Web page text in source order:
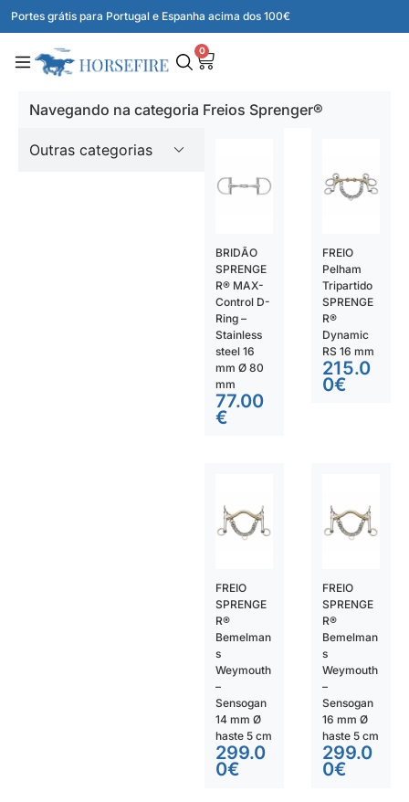
Portes grátis para Portugal e Espanha acima dos 100€
0
Navegando na categoria Freios Sprenger®
Outras categorias
BRIDÃO
SPRENGE
R® MAX-
Control D-
Ring –
Stainless
steel 16
mm Ø 80
mm
77.00
€
FREIO
Pelham
Tripartido
SPRENGE
R®
Dynamic
RS 16 mm
215.0
0€
FREIO
SPRENGE
R®
Bemelman
s
Weymouth
–
Sensogan
14 mm Ø
haste 5 cm
299.0
0€
FREIO
SPRENGE
R®
Bemelman
s
Weymouth
–
Sensogan
16 mm Ø
haste 5 cm
299.0
0€